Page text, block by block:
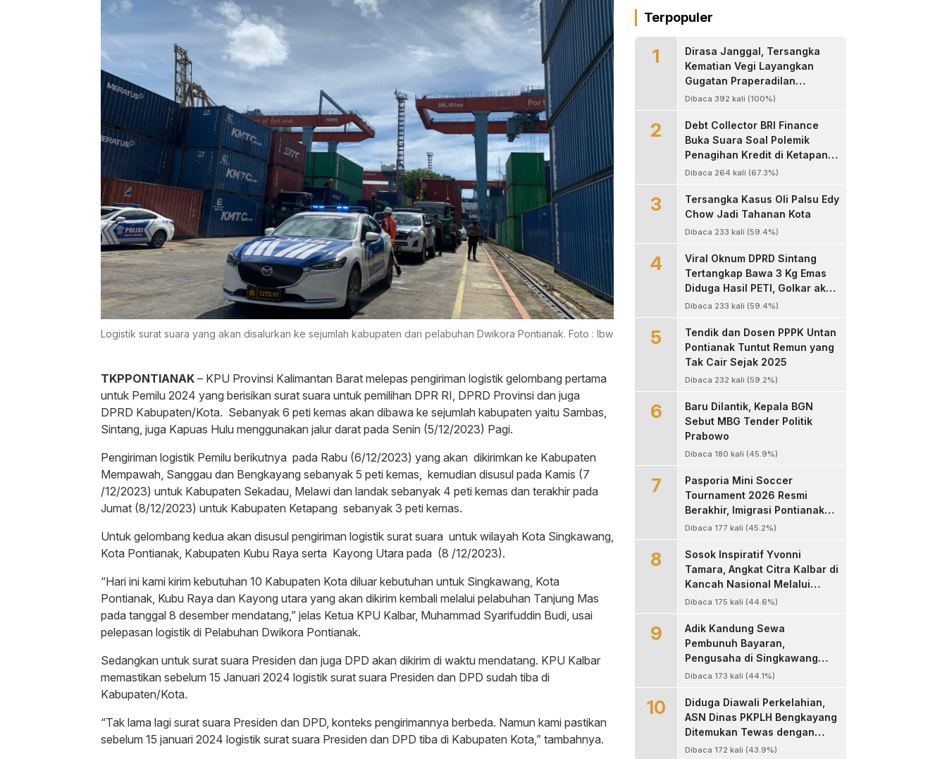
Logistik surat suara yang akan disalurkan ke sejumlah kabupaten dari pelabuhan Dwikora Pontianak. Foto : Ibw
TKPPONTIANAK – KPU Provinsi Kalimantan Barat melepas pengiriman logistik gelombang pertama
untuk Pemilu 2024 yang berisikan surat suara untuk pemilihan DPR RI, DPRD Provinsi dan juga
DPRD Kabupaten/Kota. Sebanyak 6 peti kemas akan dibawa ke sejumlah kabupaten yaitu Sambas,
Sintang, juga Kapuas Hulu menggunakan jalur darat pada Senin (5/12/2023) Pagi.
Pengiriman logistik Pemilu berikutnya pada Rabu (6/12/2023) yang akan dikirimkan ke Kabupaten
Mempawah, Sanggau dan Bengkayang sebanyak 5 peti kemas, kemudian disusul pada Kamis (7
/12/2023) untuk Kabupaten Sekadau, Melawi dan landak sebanyak 4 peti kemas dan terakhir pada
Jumat (8/12/2023) untuk Kabupaten Ketapang sebanyak 3 peti kemas.
Untuk gelombang kedua akan disusul pengiriman logistik surat suara untuk wilayah Kota Singkawang,
Kota Pontianak, Kabupaten Kubu Raya serta Kayong Utara pada (8 /12/2023).
“Hari ini kami kirim kebutuhan 10 Kabupaten Kota diluar kebutuhan untuk Singkawang, Kota
Pontianak, Kubu Raya dan Kayong utara yang akan dikirim kembali melalui pelabuhan Tanjung Mas
pada tanggal 8 desember mendatang,” jelas Ketua KPU Kalbar, Muhammad Syarifuddin Budi, usai
pelepasan logistik di Pelabuhan Dwikora Pontianak.
Sedangkan untuk surat suara Presiden dan juga DPD akan dikirim di waktu mendatang. KPU Kalbar
memastikan sebelum 15 Januari 2024 logistik surat suara Presiden dan DPD sudah tiba di
Kabupaten/Kota.
“Tak lama lagi surat suara Presiden dan DPD, konteks pengirimannya berbeda. Namun kami pastikan
sebelum 15 januari 2024 logistik surat suara Presiden dan DPD tiba di Kabupaten Kota,” tambahnya.
Terpopuler
1
Dirasa Janggal, Tersangka
Kematian Vegi Layangkan
Gugatan Praperadilan
Kapolres Landak
Dibaca 392 kali (100%)
2
Debt Collector BRI Finance
Buka Suara Soal Polemik
Penagihan Kredit di Ketapang,
Bantah Tuduhan
Dibaca 264 kali (67.3%)
3
Tersangka Kasus Oli Palsu Edy
Chow Jadi Tahanan Kota
Dibaca 233 kali (59.4%)
4
Viral Oknum DPRD Sintang
Tertangkap Bawa 3 Kg Emas
Diduga Hasil PETI, Golkar akan
Sanksi Kode Etik
Dibaca 233 kali (59.4%)
5
Tendik dan Dosen PPPK Untan
Pontianak Tuntut Remun yang
Tak Cair Sejak 2025
Dibaca 232 kali (59.2%)
6
Baru Dilantik, Kepala BGN
Sebut MBG Tender Politik
Prabowo
Dibaca 180 kali (45.9%)
7
Pasporia Mini Soccer
Tournament 2026 Resmi
Berakhir, Imigrasi Pontianak
Sukses Hadirkan Ajang Sportif
Masyarakat
Dibaca 177 kali (45.2%)
8
‎Sosok Inspiratif Yvonni
Tamara, Angkat Citra Kalbar di
Kancah Nasional Melalui
Dunia Digital ‎
Dibaca 175 kali (44.6%)
9
Adik Kandung Sewa
Pembunuh Bayaran,
Pengusaha di Singkawang
Tewas Ditembak di Halaman
Dibaca 173 kali (44.1%)
10
Diduga Diawali Perkelahian,
ASN Dinas PKPLH Bengkayang
Ditemukan Tewas dengan
Luka Parah di Depan Cafe
Dibaca 172 kali (43.9%)